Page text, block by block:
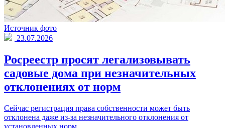
Источник фото
23.07.2026
Росреестр просят легализовывать
садовые дома при незначительных
отклонениях от норм
Сейчас регистрация права собственности может быть
отклонена даже из-за незначительного отклонения от